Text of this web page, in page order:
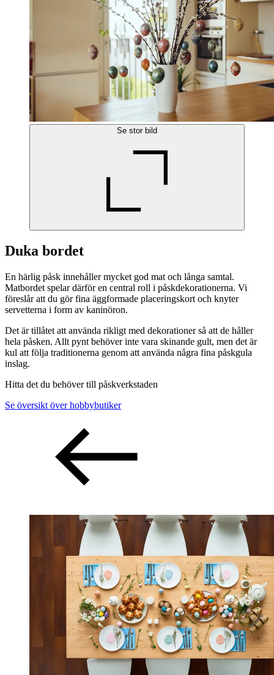
Se stor bild
Duka bordet
En härlig påsk innehåller mycket god mat och långa samtal.
Matbordet spelar därför en central roll i påskdekorationerna. Vi
föreslår att du gör fina äggformade placeringskort och knyter
servetterna i form av kaninöron.
Det är tillåtet att använda rikligt med dekorationer så att de håller
hela påsken. Allt pynt behöver inte vara skinande gult, men det är
kul att följa traditionerna genom att använda några fina påskgula
inslag.
Hitta det du behöver till påskverkstaden
Se översikt över hobbybutiker